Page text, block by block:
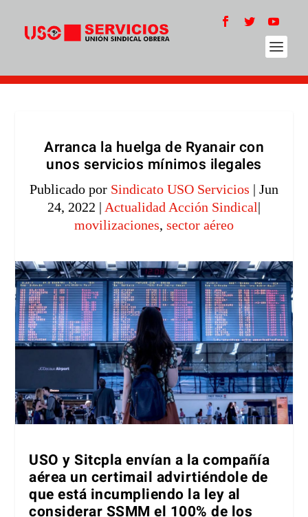
Arranca la huelga de Ryanair con
unos servicios mínimos ilegales
Publicado por Sindicato USO Servicios | Jun
24, 2022 | Actualidad Acción Sindical|
movilizaciones, sector aéreo
USO y Sitcpla envían a la compañía
aérea un certimail advirtiéndole de
que está incumpliendo la ley al
considerar SSMM el 100% de los